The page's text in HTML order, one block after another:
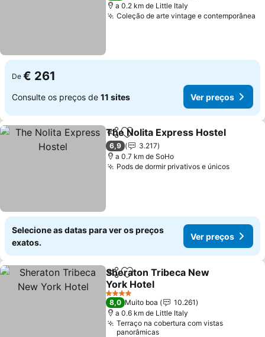
a 0.2 km de Little Italy
Coleção de arte vintage e contemporânea
De € 261
Consulte os preços de 11 sites Ver preços
PartilharAdicionar aos favoritos
The Nolita Express Hostel
6,9
3.217
a 0.7 km de SoHo
Pods de dormir privativos e únicos
Selecione as datas para ver os preços
exatos.
Ver preços
PartilharAdicionar aos favoritos
Sheraton Tribeca New
York Hotel
4 Estrelas
8,0 Muito boa
10.261
a 0.6 km de Little Italy
Terraço na cobertura com vistas
panorâmicas